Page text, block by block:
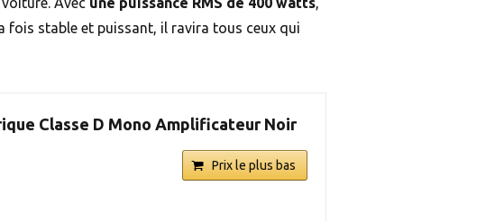
fois stable et puissant, il ravira tous ceux qui
Classe D Mono Amplificateur Noir
Prix le plus bas